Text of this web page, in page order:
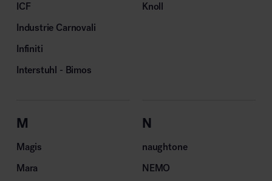
ICF
Industrie Carnovali
Infiniti
Interstuhl - Bimos
Knoll
M
Magis
Mara
N
naughtone
NEMO